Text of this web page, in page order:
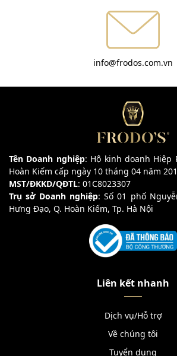
info@frodos.com.vn
Tên Doanh nghiệp: Hộ kinh doanh Hiệp
Hoàn Kiếm cấp ngày 10 tháng 04 năm
MST/ĐKKD/QĐTL: 01C8023307
Trụ sở Doanh nghiệp: Số 01 phố
Hưng Đạo, Q. Hoàn Kiếm, Tp. Hà Nội
Liên kết nhanh
Dịch vụ/Hỗ trợ
Về chúng tôi
Tuyển dụng